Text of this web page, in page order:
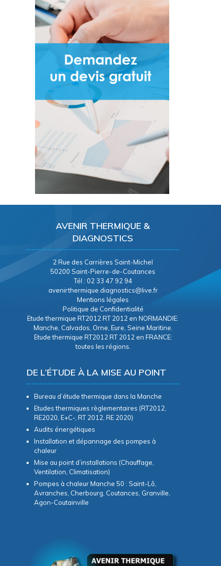
AVENIR THERMIQUE &
DIAGNOSTICS
2 Rue des Carrières Saint-Michel
50200 Saint-Pierre-de-Coutances
Tél : 02 33 47 92 94
avenirthermique.diagnostics@live.fr
Mentions légales
Politique de Confidentialité
Etude thermique RT2012 RT 2012 en NORMANDIE:
Manche, Calvados, Orne, Eure, Seine Maritine.
Etude thermique RT2012 RT 2012 en FRANCE:
toutes les régions.
DE L’ÉTUDE À LA MISE AU POINT
Bureau d’étude thermique dans la Manche
Etudes thermiques règlementaires (RT2012,
RE2020, E+C-, RT 2012, RE 2020)
Audits énergétiques
Installation et dépannage des pompes à
chaleur
Mise au point d’installations (Chauffage,
Ventilation, Climatisation)
Pompes à chaleur Manche 50 : Saint-Lô,
Avranches, Cherbourg, Coutances, Granville,
Agon-Coutainville